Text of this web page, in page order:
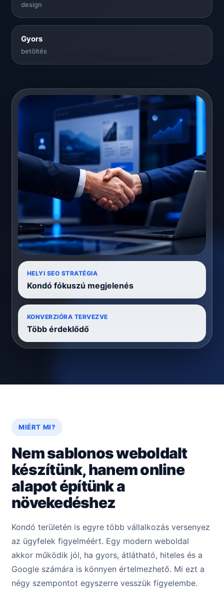
design
Gyors
betöltés
HELYI SEO STRATÉGIA
Kondó fókuszú megjelenés
KONVERZIÓRA TERVEZVE
Több érdeklődő
MIÉRT MI?
Nem sablonos weboldalt
készítünk, hanem online
alapot építünk a
növekedéshez
Kondó területén is egyre több vállalkozás versenyez
az ügyfelek figyelméért. Egy modern weboldal
akkor működik jól, ha gyors, átlátható, hiteles és a
Google számára is könnyen értelmezhető. Mi ezt a
négy szempontot egyszerre vesszük figyelembe.